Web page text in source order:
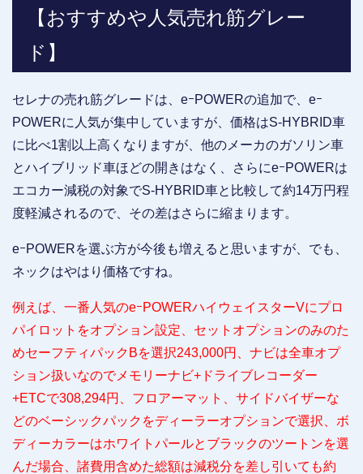
【おすすめや人気売れ筋グレー
ド】
セレナの売れ筋グレードは、eｰPOWERの追加で、eｰ
POWERに人気が集中していますが、価格はS-HYBRID車
に比べ1割以上高くなりますが、他のメーカのガソリン車
とハイブリッド車ほどの開きはなく、さらにeｰPOWERは
エコカー減税の対象でS-HYBRID車と比較して約14万円程
度軽減されるので、その差はさらに縮まります。
eｰPOWERを選ぶ方が今後も増えると思いますが、でも、
ネックはやはり価格ですね。
例えば、一番人気のeｰPOWERハイウェイスターVにプロ
パイロットをオプション設定、セットオプションのみのた
めセーフティパックBを選択243,000円、ナビは全車オプ
ション扱いなのでメモリーナビ+ドライブレコーダー
+ETCで308,294円、フロアーマット、サイドバイザーな
どのベーシックパックをディーラーオプションで選択、ボ
ディーカラーはホワイトパールとブラックのツートンを選
んだ場合、諸費用含めた総額は減税分を差し引いても約